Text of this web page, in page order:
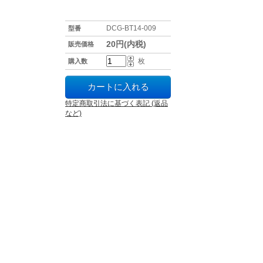
型番 DCG-BT14-009
販売価格 20円(内税)
購入数 枚
特定商取引法に基づく表記 (返品
など)